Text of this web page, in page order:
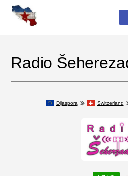
Radio
Dijaspora Switzerland